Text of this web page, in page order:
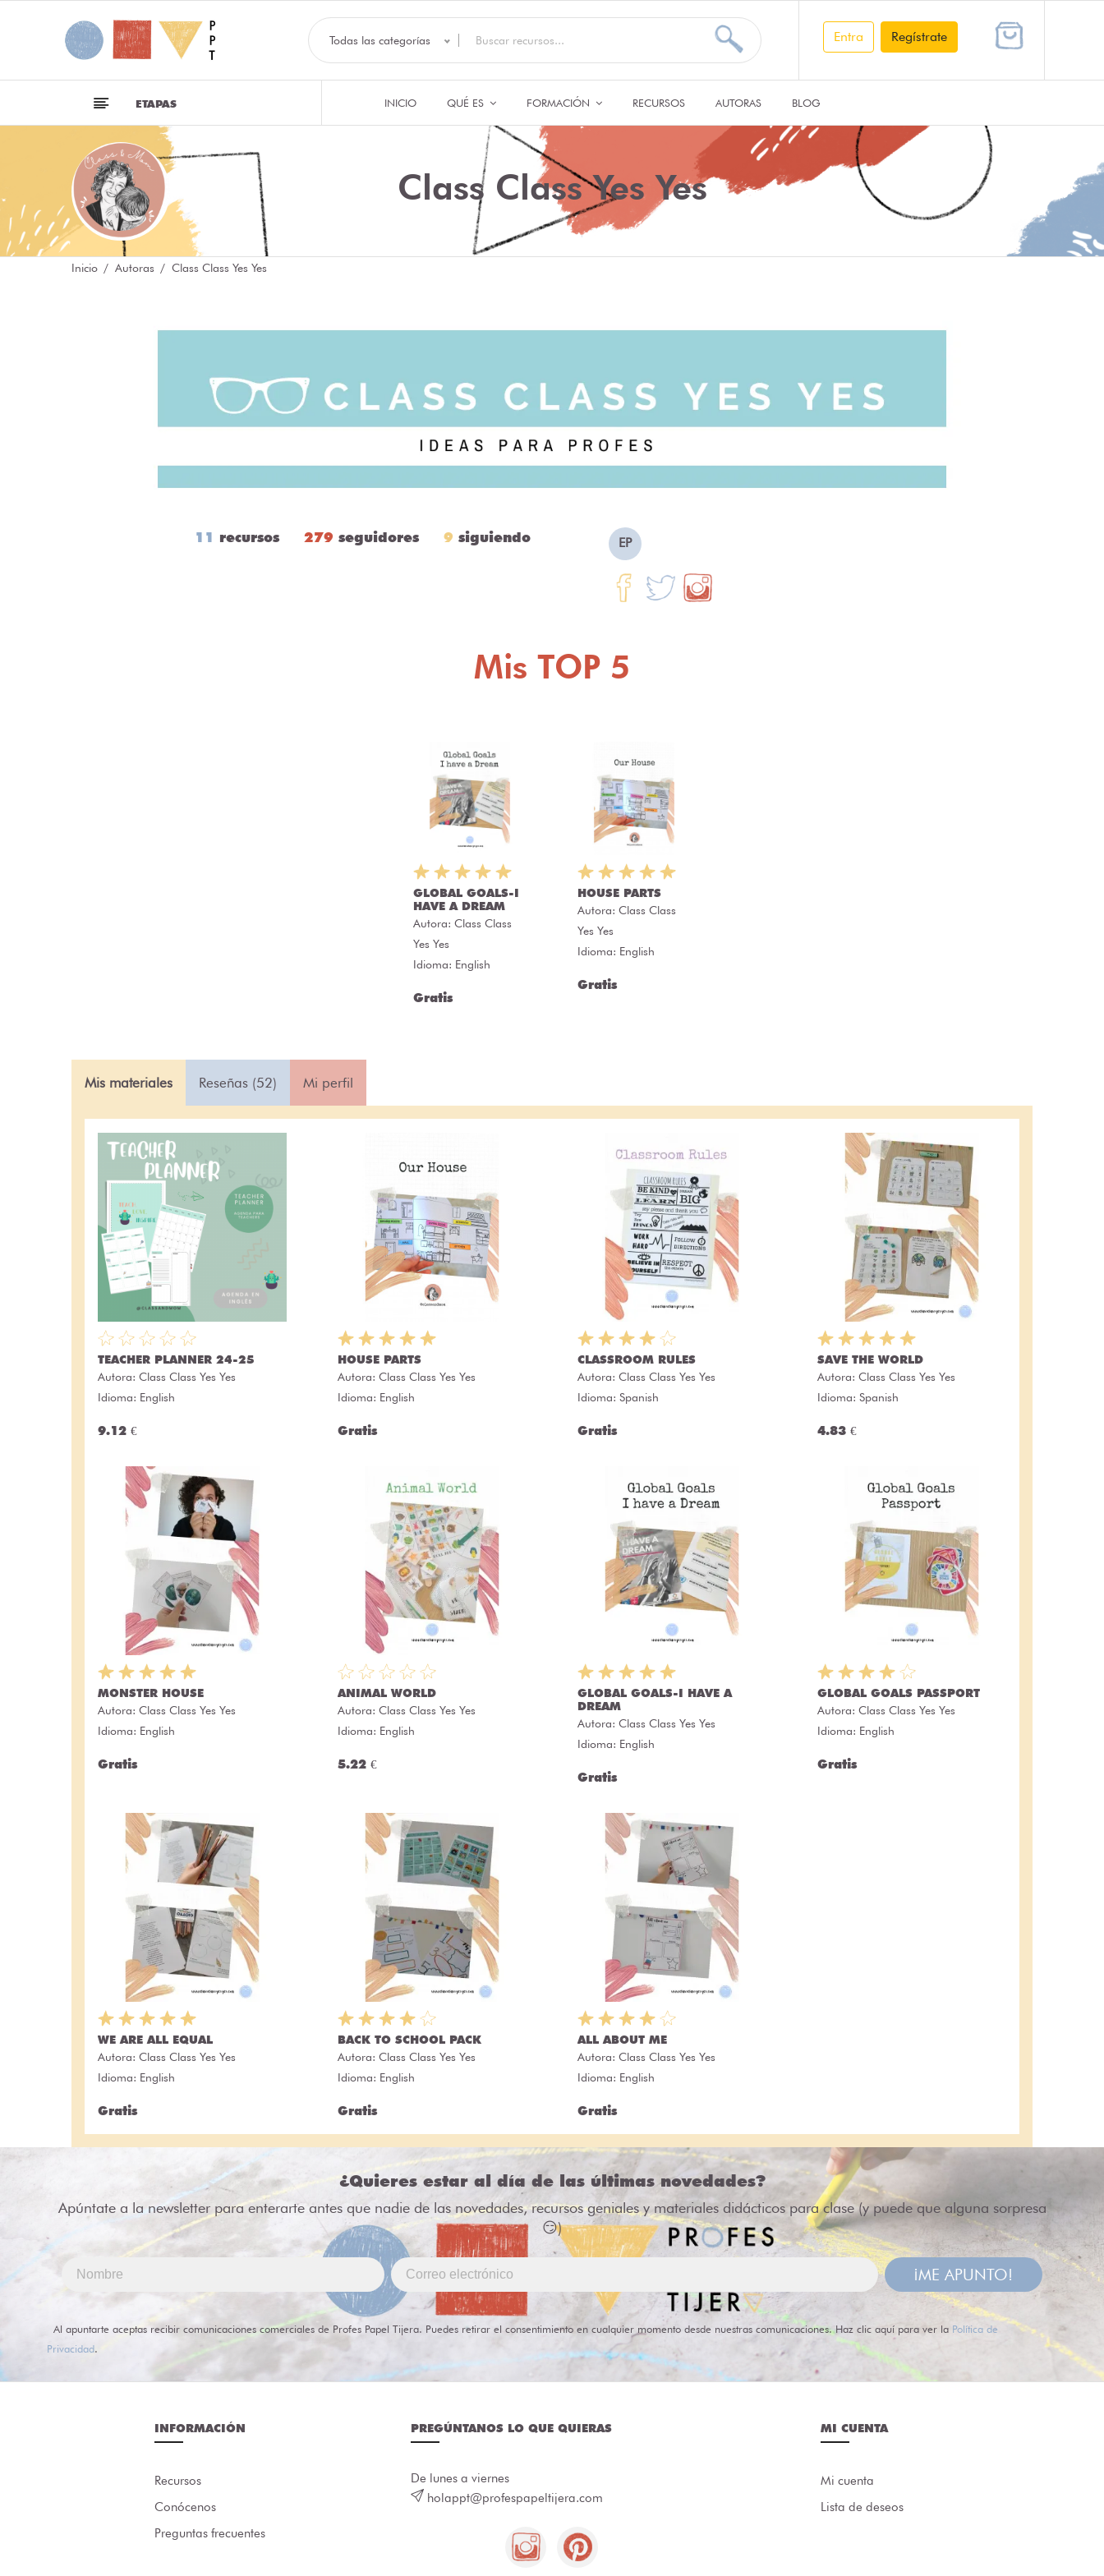
Todas las categorías Entra Regístrate
ETAPAS INICIO QUÉ ES FORMACIÓN RECURSOS AUTORAS BLOG
Class Class Yes Yes
Inicio Autoras Class Class Yes Yes
11 recursos 279 seguidores 9 siguiendo EP
Mis TOP 5
GLOBAL GOALS-I
HAVE A DREAM
Autora: Class Class
Yes Yes
Idioma: English
Gratis
HOUSE PARTS
Autora: Class Class
Yes Yes
Idioma: English
Gratis
Mis materiales Reseñas (52) Mi perfil
TEACHER PLANNER 24-25
Autora: Class Class Yes Yes
Idioma: English
9.12 €
HOUSE PARTS
Autora: Class Class Yes Yes
Idioma: English
Gratis
CLASSROOM RULES
Autora: Class Class Yes Yes
Idioma: Spanish
Gratis
SAVE THE WORLD
Autora: Class Class Yes Yes
Idioma: Spanish
4.83 €
MONSTER HOUSE
Autora: Class Class Yes Yes
Idioma: English
Gratis
ANIMAL WORLD
Autora: Class Class Yes Yes
Idioma: English
5.22 €
GLOBAL GOALS-I HAVE A
DREAM
Autora: Class Class Yes Yes
Idioma: English
Gratis
GLOBAL GOALS PASSPORT
Autora: Class Class Yes Yes
Idioma: English
Gratis
WE ARE ALL EQUAL
Autora: Class Class Yes Yes
Idioma: English
Gratis
BACK TO SCHOOL PACK
Autora: Class Class Yes Yes
Idioma: English
Gratis
ALL ABOUT ME
Autora: Class Class Yes Yes
Idioma: English
Gratis
¿Quieres estar al día de las últimas novedades?
Apúntate a la newsletter para enterarte antes que nadie de las novedades, recursos geniales y materiales didácticos para clase (y puede que alguna sorpresa
😏)
¡ME APUNTO!
Al apuntarte aceptas recibir comunicaciones comerciales de Profes Papel Tijera. Puedes retirar el consentimiento en cualquier momento desde nuestras comunicaciones. Haz clic aquí para ver la Política de
Privacidad.
INFORMACIÓN
Recursos
Conócenos
Preguntas frecuentes
PREGÚNTANOS LO QUE QUIERAS
De lunes a viernes
holappt@profespapeltijera.com
MI CUENTA
Mi cuenta
Lista de deseos